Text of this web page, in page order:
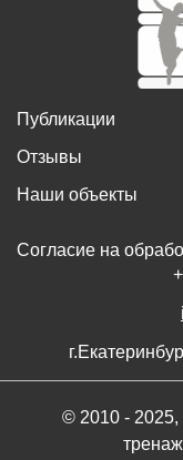
Публикации
Отзывы
Наши объекты
Согласие на
© 2010 - 2025,